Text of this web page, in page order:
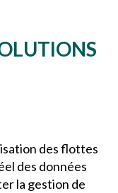
des flottes
des données
la gestion de